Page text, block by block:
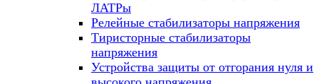
ЛАТРы
Релейные стабилизаторы напряжения
Тиристорные стабилизаторы
напряжения
Устройства защиты от отгорания нуля и